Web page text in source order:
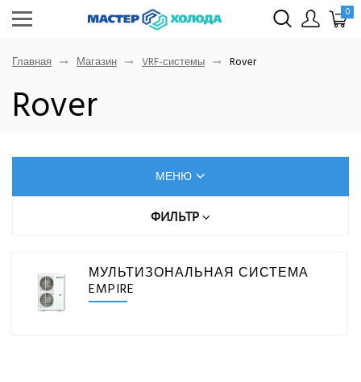
0
Главная Магазин VRF-системы Rover
Rover
МЕНЮ
VRF-СИСТЕМЫ
ФИЛЬТР
До
МУЛЬТИЗОНАЛЬНАЯ СИСТЕМА
EMPIRE